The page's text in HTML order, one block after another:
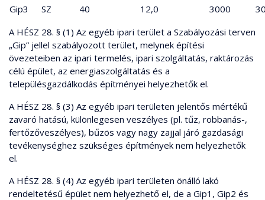
Gip3 SZ 40 12,0 3000
A HÉSZ 28. § (1) Az egyéb ipari terület a Szabályozási terven
„Gip” jellel szabályozott terület, melynek építési
övezeteiben az ipari termelés, ipari szolgáltatás, raktározás
célú épület, az energiaszolgáltatás és a
településgazdálkodás építményei helyezhetők el.
A HÉSZ 28. § (3) Az egyéb ipari területen jelentős mértékű
zavaró hatású, különlegesen veszélyes (pl. tűz, robbanás-,
fertőzőveszélyes), bűzös vagy nagy zajjal járó gazdasági
tevékenységhez szükséges építmények nem helyezhetők
el.
A HÉSZ 28. § (4) Az egyéb ipari területen önálló lakó
rendeltetésű épület nem helyezhető el, de a Gip1, Gip2 és